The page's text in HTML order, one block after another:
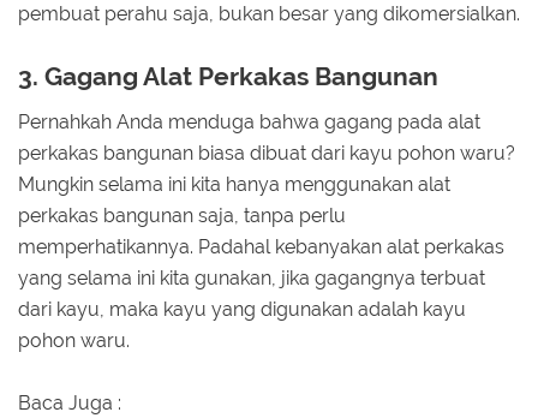
pembuat perahu saja, bukan besar yang dikomersialkan.
3. Gagang Alat Perkakas Bangunan
Pernahkah Anda menduga bahwa gagang pada alat
perkakas bangunan biasa dibuat dari kayu pohon waru?
Mungkin selama ini kita hanya menggunakan alat
perkakas bangunan saja, tanpa perlu
memperhatikannya. Padahal kebanyakan alat perkakas
yang selama ini kita gunakan, jika gagangnya terbuat
dari kayu, maka kayu yang digunakan adalah kayu
pohon waru.
Baca Juga :